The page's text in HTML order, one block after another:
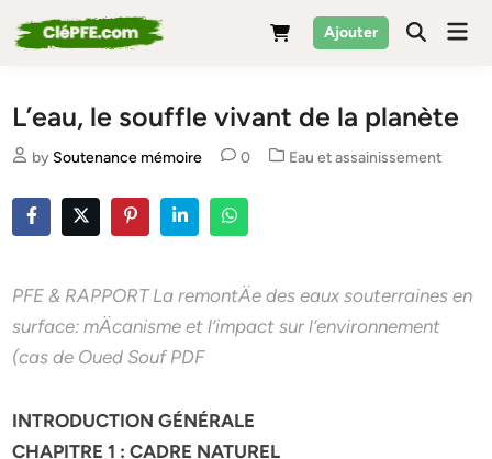
to
Ajouter
L’eau, le souffle vivant de la planète
by Soutenance mémoire 0
PostedEau et assainissement
PFE & RAPPORT La remontÄe des eaux souterraines en
surface: mÄcanisme et l’impact sur l’environnement
(cas de Oued Souf PDF
INTRODUCTION GÉNÉRALE
CHAPITRE 1 : CADRE NATUREL